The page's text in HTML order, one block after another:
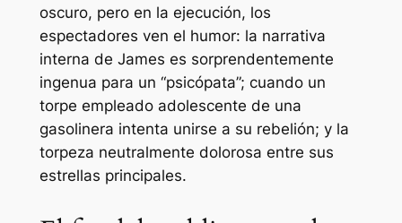
oscuro, pero en la ejecución, los
espectadores ven el humor: la narrativa
interna de James es sorprendentemente
ingenua para un “psicópata”; cuando un
torpe empleado adolescente de una
gasolinera intenta unirse a su rebelión; y la
torpeza neutralmente dolorosa entre sus
estrellas principales.